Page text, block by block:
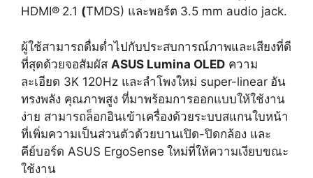
HDMI® 2.1 (TMDS) และพอร์ต 3.5 mm audio jack.
ผู้ใช้สามารถดื่มด่ำไปกับประสบการณ์ภาพและเสียงที่ดี
ที่สุดด้วยจอสัมผัส ASUS Lumina OLED ความ
ละเอียด 3K 120Hz และลำโพงใหม่ super-linear อัน
ทรงพลัง คุณภาพสูง ที่มาพร้อมการออกแบบให้ใช้งาน
ง่าย สามารถล็อกอินเข้าเครื่องด้วยระบบสแกนใบหน้า
ที่เพิ่มความเป็นส่วนตัวด้วยบานเปิด-ปิดกล้อง และ
คีย์บอร์ด ASUS ErgoSense ใหม่ที่ให้ความเงียบขณะ
ใช้งาน